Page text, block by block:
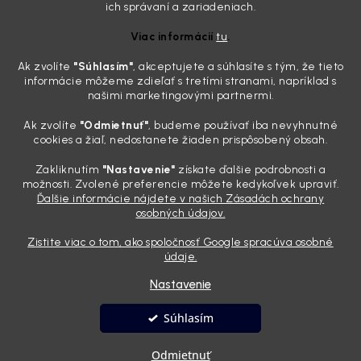
ich správaní a zariadeniach.
Viac informáciítu.
Ak zvolíte "Súhlasím", akceptujete a súhlasíte s tým, že tieto
informácie môžeme zdieľať s tretími stranami, napríklad s
našimi marketingovými partnermi.
Ak zvolíte "Odmietnuť", budeme používať iba nevyhnutné
cookies a žiaľ, nedostanete žiaden prispôsobený obsah.
Zakliknutím "Nastavenie" získate ďalšie podrobnosti a
možnosti. Zvolené preferencie môžete kedykoľvek upraviť.
Ďalšie informácie nájdete v našich Zásadách ochrany
osobných údajov.
Zistite viac o tom, ako spoločnosť Google spracúva osobné
údaje.
Nastavenie
Odmietnuť
Súhlasím
Detailing nemusí stáť výplatu: 5 kúskov autokozmetiky,
Sobotné ráno, káva v ruke a pred vami zaprášená kapota. Pre
niekoho nuda, pre nás najlepší relax. Lenže keď si v košíku spočítate
všetky tie fľaštičky, šampóny a utierky, výsledná suma vie poriadne
pokaziť náladu. Dobrá správa je, že aj profi výbava ...
Zabudnite na šmuhy: 7 overených vychytávok, ktoré z
28.7.2026
Poznáte ten pocit. Sobota ráno, slnko sa oprie do laku a vy namiesto
radosti vidíte len šedý povlak, zaschnuté kvapky a kolesá čierne od
bodu B, ale pre nás je to vizitka. Nič nepoka...
Vytvoril Shoptet